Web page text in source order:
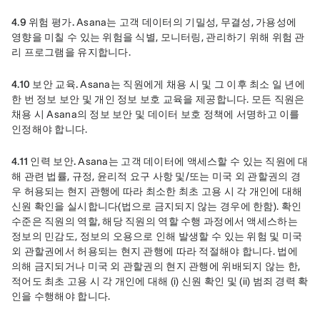
4.9 위험 평가. Asana는 고객 데이터의 기밀성, 무결성, 가용성에
영향을 미칠 수 있는 위험을 식별, 모니터링, 관리하기 위해 위험 관
리 프로그램을 유지합니다.
4.10 보안 교육. Asana는 직원에게 채용 시 및 그 이후 최소 일 년에
한 번 정보 보안 및 개인 정보 보호 교육을 제공합니다. 모든 직원은
채용 시 Asana의 정보 보안 및 데이터 보호 정책에 서명하고 이를
인정해야 합니다.
4.11 인력 보안. Asana는 고객 데이터에 액세스할 수 있는 직원에 대
해 관련 법률, 규정, 윤리적 요구 사항 및/또는 미국 외 관할권의 경
우 허용되는 현지 관행에 따라 최소한 최초 고용 시 각 개인에 대해
신원 확인을 실시합니다(법으로 금지되지 않는 경우에 한함). 확인
수준은 직원의 역할, 해당 직원의 역할 수행 과정에서 액세스하는
정보의 민감도, 정보의 오용으로 인해 발생할 수 있는 위험 및 미국
외 관할권에서 허용되는 현지 관행에 따라 적절해야 합니다. 법에
의해 금지되거나 미국 외 관할권의 현지 관행에 위배되지 않는 한,
적어도 최초 고용 시 각 개인에 대해 (i) 신원 확인 및 (ii) 범죄 경력 확
인을 수행해야 합니다.